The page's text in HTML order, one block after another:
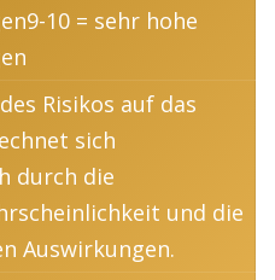
10 = sehr hohe
Risikos auf das
sich
durch die
und die
Auswirkungen.